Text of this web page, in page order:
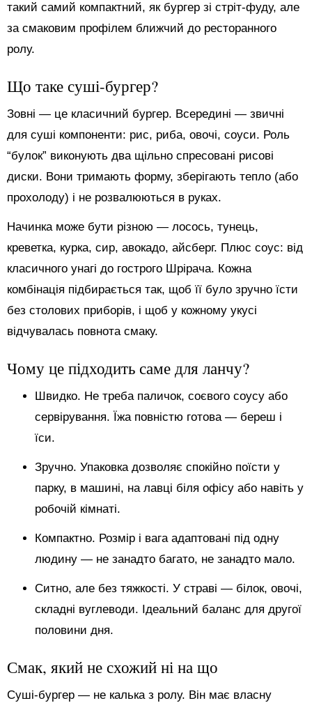
такий самий компактний, як бургер зі стріт-фуду, але
за смаковим профілем ближчий до ресторанного
ролу.
Що таке суші-бургер?
Зовні — це класичний бургер. Всередині — звичні
для суші компоненти: рис, риба, овочі, соуси. Роль
“булок” виконують два щільно спресовані рисові
диски. Вони тримають форму, зберігають тепло (або
прохолоду) і не розвалюються в руках.
Начинка може бути різною — лосось, тунець,
креветка, курка, сир, авокадо, айсберг. Плюс соус: від
класичного унагі до гострого Шрірача. Кожна
комбінація підбирається так, щоб її було зручно їсти
без столових приборів, і щоб у кожному укусі
відчувалась повнота смаку.
Чому це підходить саме для ланчу?
Швидко. Не треба паличок, соєвого соусу або
сервірування. Їжа повністю готова — береш і
їси.
Зручно. Упаковка дозволяє спокійно поїсти у
парку, в машині, на лавці біля офісу або навіть у
робочій кімнаті.
Компактно. Розмір і вага адаптовані під одну
людину — не занадто багато, не занадто мало.
Ситно, але без тяжкості. У страві — білок, овочі,
складні вуглеводи. Ідеальний баланс для другої
половини дня.
Смак, який не схожий ні на що
Суші-бургер — не калька з ролу. Він має власну